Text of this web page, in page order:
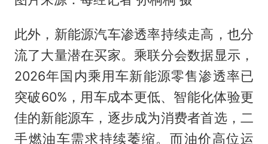
此外，新能源汽车渗透率持续走高，也分
流了大量潜在买家。乘联分会数据显示，
2026年国内乘用车新能源零售渗透率已
突破60%，用车成本更低、智能化体验更
佳的新能源车，逐步成为消费者首选，二
手燃油车需求持续萎缩。而油价高位运